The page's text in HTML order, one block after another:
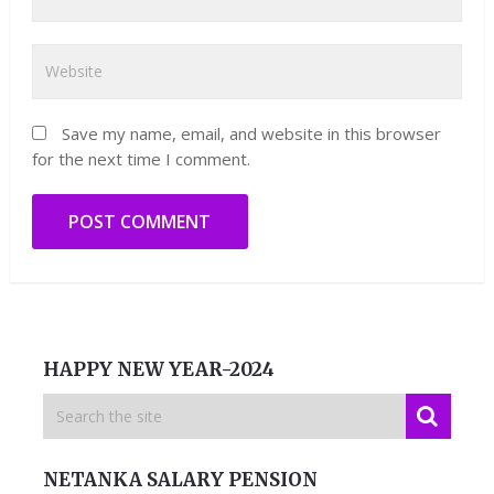
Save my name, email, and website in this browser
for the next time I comment.
HAPPY NEW YEAR-2024
NETANKA SALARY PENSION